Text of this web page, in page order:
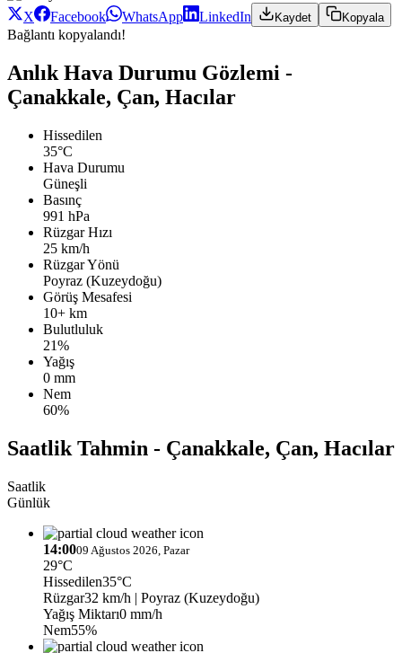
X Facebook WhatsApp LinkedIn Kaydet Kopyala
Bağlantı kopyalandı!
Anlık Hava Durumu Gözlemi -
Çanakkale, Çan, Hacılar
Hissedilen
35°C
Hava Durumu
Güneşli
Basınç
991 hPa
Rüzgar Hızı
25 km/h
Rüzgar Yönü
Poyraz (Kuzeydoğu)
Görüş Mesafesi
10+ km
Bulutluluk
21%
Yağış
0 mm
Nem
60%
Saatlik Tahmin - Çanakkale, Çan, Hacılar
Saatlik
Günlük
14:0009 Ağustos 2026, Pazar
29°C
Hissedilen35°C
Rüzgar32 km/h | Poyraz (Kuzeydoğu)
Yağış Miktarı0 mm/h
Nem55%